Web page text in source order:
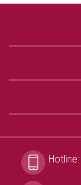
Hotline: